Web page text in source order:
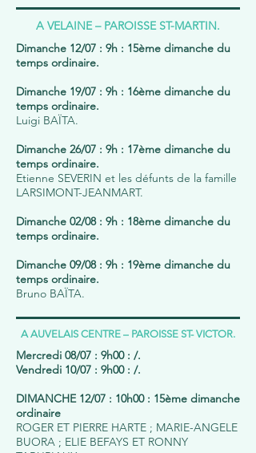
A VELAINE – PAROISSE ST-MARTIN.
Dimanche 12/07 : 9h : 15ème dimanche du
temps ordinaire.
Dimanche 19/07 : 9h : 16ème dimanche du
temps ordinaire.
Luigi BAÏTA.
Dimanche 26/07 : 9h : 17ème dimanche du
temps ordinaire.
Etienne SEVERIN et les défunts de la famille
LARSIMONT-JEANMART.
Dimanche 02/08 : 9h : 18ème dimanche du
temps ordinaire.
Dimanche 09/08 : 9h : 19ème dimanche du
temps ordinaire.
Bruno BAÏTA.
A AUVELAIS CENTRE – PAROISSE ST- VICTOR.
Mercredi 08/07 : 9h00 : /.
Vendredi 10/07 : 9h00 : /.
DIMANCHE 12/07 : 10h00 : 15ème dimanche
ordinaire
ROGER ET PIERRE HARTE ; MARIE-ANGELE
BUORA ; ELIE BEFAYS ET RONNY